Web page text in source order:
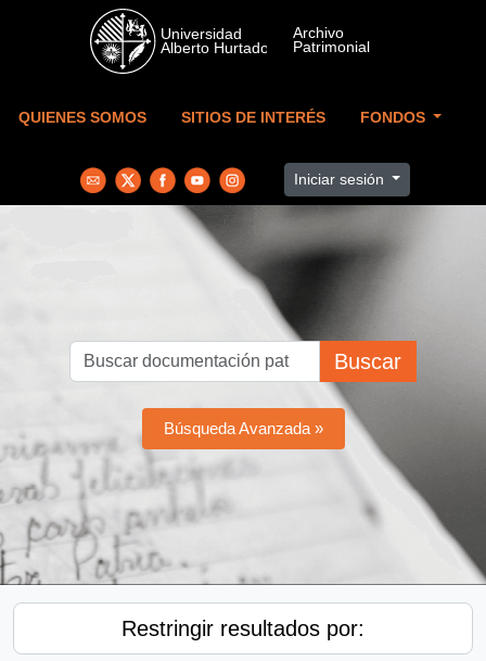
Skip to main content
QUIENES SOMOS SITIOS DE INTERÉS FONDOS
Iniciar sesión
Buscar
Búsqueda Avanzada »
Restringir resultados por: